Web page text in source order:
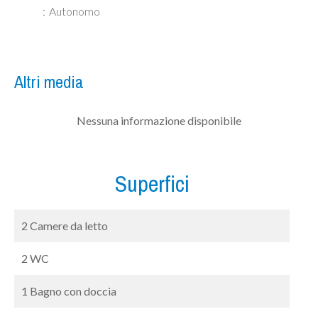
Autonomo
Altri media
Nessuna informazione disponibile
Superfici
2 Camere da letto
2 WC
1 Bagno con doccia